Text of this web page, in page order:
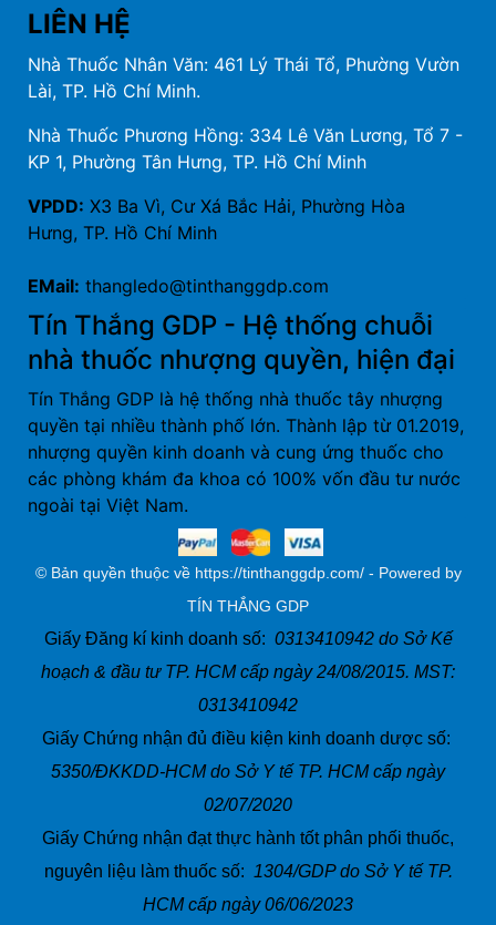
LIÊN HỆ
Nhà Thuốc Nhân Văn: 461 Lý Thái Tổ, Phường Vườn
Lài, TP. Hồ Chí Minh.
Nhà Thuốc Phương Hồng: 334 Lê Văn Lương, Tổ 7 -
KP 1, Phường Tân Hưng, TP. Hồ Chí Minh
VPDD: X3 Ba Vì, Cư Xá Bắc Hải, Phường Hòa
Hưng, TP. Hồ Chí Minh
EMail: thangledo@tinthanggdp.com
Tín Thắng GDP - Hệ thống chuỗi
nhà thuốc nhượng quyền, hiện đại
Tín Thắng GDP là hệ thống nhà thuốc tây nhượng
quyền tại nhiều thành phố lớn. Thành lập từ 01.2019,
nhượng quyền kinh doanh và cung ứng thuốc cho
các phòng khám đa khoa có 100% vốn đầu tư nước
ngoài tại Việt Nam.
© Bản quyền thuộc về https://tinthanggdp.com/ - Powered by
TÍN THẮNG GDP
Giấy Đăng kí kinh doanh số: 0313410942 do Sở Kế
hoạch & đầu tư TP. HCM cấp ngày 24/08/2015. MST:
0313410942
Giấy Chứng nhận đủ điều kiện kinh doanh dược số:
5350/ĐKKDD-HCM do Sở Y tế TP. HCM cấp ngày
02/07/2020
Giấy Chứng nhận đạt thực hành tốt phân phối thuốc,
nguyên liệu làm thuốc số: 1304/GDP do Sở Y tế TP.
HCM cấp ngày 06/06/2023